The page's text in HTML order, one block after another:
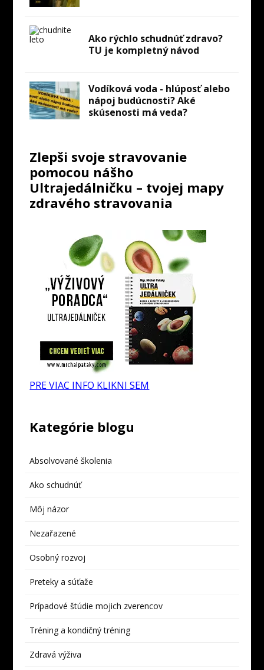
Ako rýchlo schudnúť zdravo?
TU je kompletný návod
Vodíková voda - hlúposť alebo
nápoj budúcnosti? Aké
skúsenosti má veda?
Zlepši svoje stravovanie
pomocou nášho
Ultrajedálničku – tvojej mapy
zdravého stravovania
PRE VIAC INFO KLIKNI SEM
Kategórie blogu
Absolvované školenia
Ako schudnúť
Môj názor
Nezařazené
Osobný rozvoj
Preteky a súťaže
Prípadové štúdie mojich zverencov
Tréning a kondičný tréning
Zdravá výživa